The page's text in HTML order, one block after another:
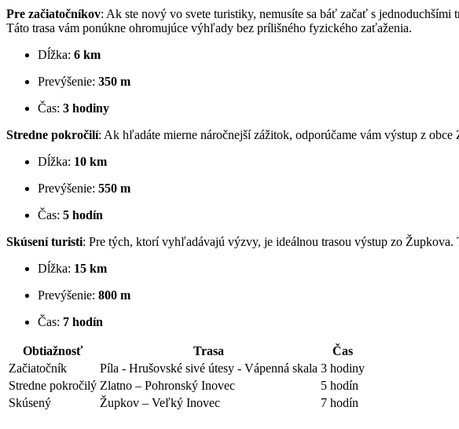
Pre začiatočníkov:‍ Ak ste⁤ nový vo svete turistiky, ​nemusíte sa ⁣báť začať s jednoduchšími⁣
Táto trasa vám ponúkne​ ohromujúce⁤ výhľady bez ‌prílišného fyzického zaťaženia.
Dĺžka: 6 ⁢km
Prevýšenie:⁢ 350 m
Čas: 3 hodiny
Stredne pokročilí: Ak ⁤hľadáte mierne‌ náročnejší zážitok, odporúčame vám výstup‌ z
Dĺžka: 10 km
Prevýšenie: 550 m
Čas: 5 ⁤hodín
Skúsení ​turisti:‍ Pre‍ tých, ktorí vyhľadávajú výzvy, je ‌ideálnou trasou výstup zo Župkova.
Dĺžka: 15 km
Prevýšenie: 800 m
Čas:⁣ 7 hodín
Obtiažnosť Trasa
Čas
Začiatočník
Píla ⁣- Hrušovské⁢ sivé útesy -⁤ Vápenná skala 3 hodiny
Stredne pokročilý Zlatno – Pohronský Inovec
5 hodín
Skúsený
Župkov – Veľký Inovec 7 hodín